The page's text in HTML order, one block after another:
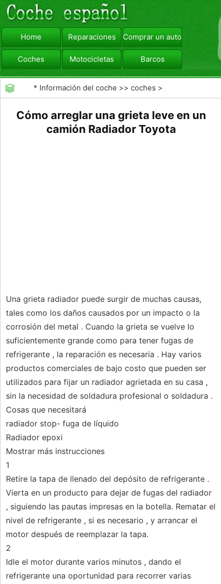
Home Reparaciones Comprar un automóvil
Coches Motocicletas Barcos
viajar Camiones
* Información del coche >>coches >
Cómo arreglar una grieta leve en un
camión Radiador Toyota
Una grieta radiador puede surgir de muchas causas,
tales como los daños causados ​​por un impacto o la
corrosión del metal . Cuando la grieta se vuelve lo
suficientemente grande como para tener fugas de
refrigerante , la reparación es necesaria . Hay varios
productos comerciales de bajo costo que pueden ser
utilizados para fijar un radiador agrietada en su casa ,
sin la necesidad de soldadura profesional o soldadura .
Cosas que necesitará
radiador stop- fuga de líquido
Radiador epoxi
Mostrar más instrucciones
1
Retire la tapa de llenado del depósito de refrigerante .
Vierta en un producto para dejar de fugas del radiador
, siguiendo las pautas impresas en la botella. Rematar el
nivel de refrigerante , si es necesario , y arrancar el
motor después de reemplazar la tapa.
2
Idle el motor durante varios minutos , dando el
refrigerante una oportunidad para recorrer varias